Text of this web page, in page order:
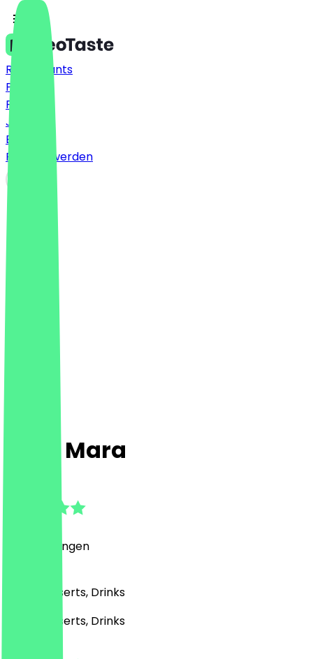
Restaurants
Preise
FAQ
Jobs
Blog
Partner werden
Café Mara
Bewertungen
Café, Desserts, Drinks
Café, Desserts, Drinks